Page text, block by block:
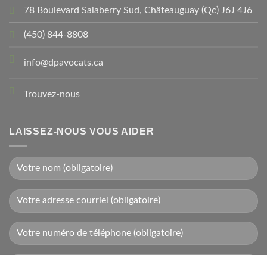
78 Boulevard Salaberry Sud, Châteauguay (Qc) J6J 4J6
(450) 844-8808
info@dpavocats.ca
Trouvez-nous
LAISSEZ-NOUS VOUS AIDER